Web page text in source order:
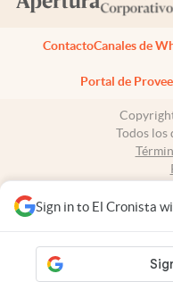
Sign in to El Cronista
ContactoCanales de
Portal de
Todos los
Tel:
propiedad intelectual:
N° de edición: